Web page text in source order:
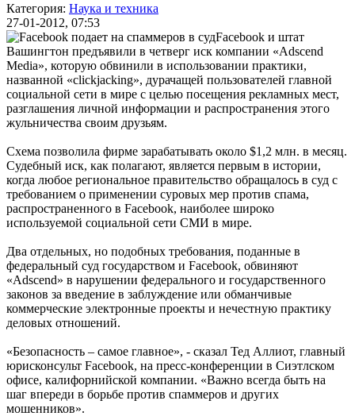
Категория: Наука и техника
27-01-2012, 07:53
Facebook и штат
Вашингтон предъявили в четверг иск компании «Adscend
Media», которую обвинили в использовании практики,
названной «clickjacking», дурачащей пользователей главной
социальной сети в мире с целью посещения рекламных мест,
разглашения личной информации и распространения этого
жульничества своим друзьям.
Схема позволила фирме зарабатывать около $1,2 млн. в месяц.
Судебный иск, как полагают, является первым в истории,
когда любое региональное правительство обращалось в суд с
требованием о применении суровых мер против спама,
распространенного в Facebook, наиболее широко
используемой социальной сети СМИ в мире.
Два отдельных, но подобных требования, поданные в
федеральный суд государством и Facebook, обвиняют
«Adscend» в нарушении федерального и государственного
законов за введение в заблуждение или обманчивые
коммерческие электронные проекты и нечестную практику
деловых отношений.
«Безопасность – самое главное», - сказал Тед Аллиот, главный
юрисконсульт Facebook, на пресс-конференции в Сиэтлском
офисе, калифорнийской компании. «Важно всегда быть на
шаг впереди в борьбе против спаммеров и других
мошенников».